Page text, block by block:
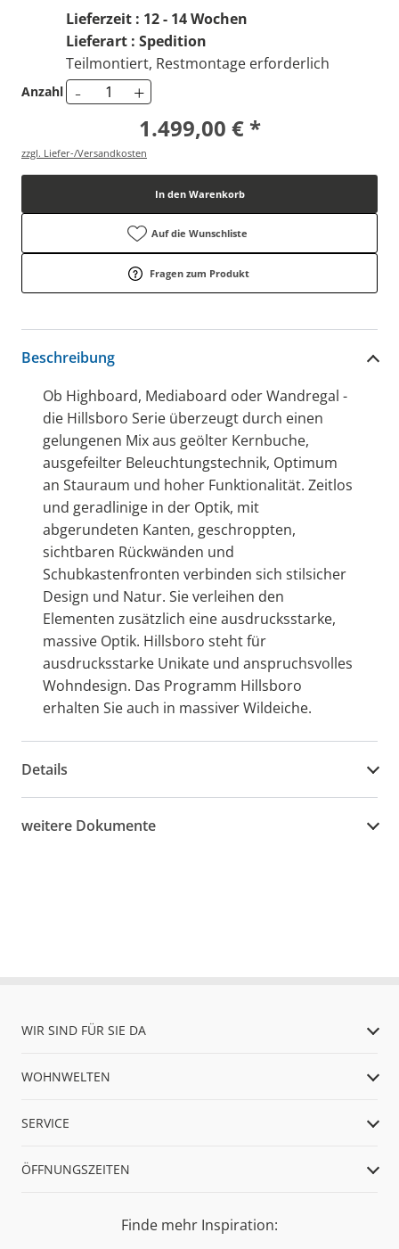
Lieferzeit : 12 - 14 Wochen
Lieferart : Spedition
Teilmontiert, Restmontage erforderlich
Anzahl - +
1.499,00 € *
zzgl. Liefer-/Versandkosten
In den Warenkorb
Auf die Wunschliste
Fragen zum Produkt
Beschreibung
Ob Highboard, Mediaboard oder Wandregal -
die Hillsboro Serie überzeugt durch einen
gelungenen Mix aus geölter Kernbuche,
ausgefeilter Beleuchtungstechnik, Optimum
an Stauraum und hoher Funktionalität. Zeitlos
und geradlinige in der Optik, mit
abgerundeten Kanten, geschroppten,
sichtbaren Rückwänden und
Schubkastenfronten verbinden sich stilsicher
Design und Natur. Sie verleihen den
Elementen zusätzlich eine ausdrucksstarke,
massive Optik. Hillsboro steht für
ausdrucksstarke Unikate und anspruchsvolles
Wohndesign. Das Programm Hillsboro
erhalten Sie auch in massiver Wildeiche.
Details
weitere Dokumente
WIR SIND FÜR SIE DA
WOHNWELTEN
SERVICE
ÖFFNUNGSZEITEN
Finde mehr Inspiration: